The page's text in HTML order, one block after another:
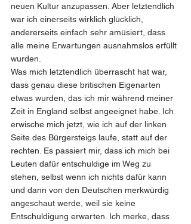
neuen Kultur anzupassen. Aber letztendlich
war ich einerseits wirklich glücklich,
andererseits einfach sehr amüsiert, dass
alle meine Erwartungen ausnahmslos erfüllt
wurden.
Was mich letztendlich überrascht hat war,
dass genau diese britischen Eigenarten
etwas wurden, das ich mir während meiner
Zeit in England selbst angeeignet habe. Ich
erwische mich jetzt, wie ich auf der linken
Seite des Bürgersteigs laufe, statt auf der
rechten. Es passiert mir, dass ich mich bei
Leuten dafür entschuldige im Weg zu
stehen, selbst wenn ich nichts dafür kann
und dann von den Deutschen merkwürdig
angeschaut werde, weil sie keine
Entschuldigung erwarten. Ich merke, dass